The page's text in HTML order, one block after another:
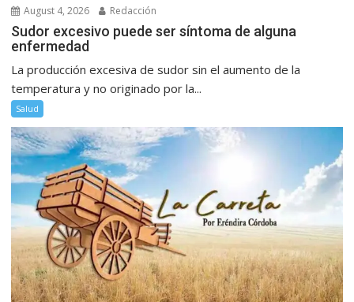
August 4, 2026 Redacción
Sudor excesivo puede ser síntoma de alguna
enfermedad
La producción excesiva de sudor sin el aumento de la
temperatura y no originado por la...
Salud